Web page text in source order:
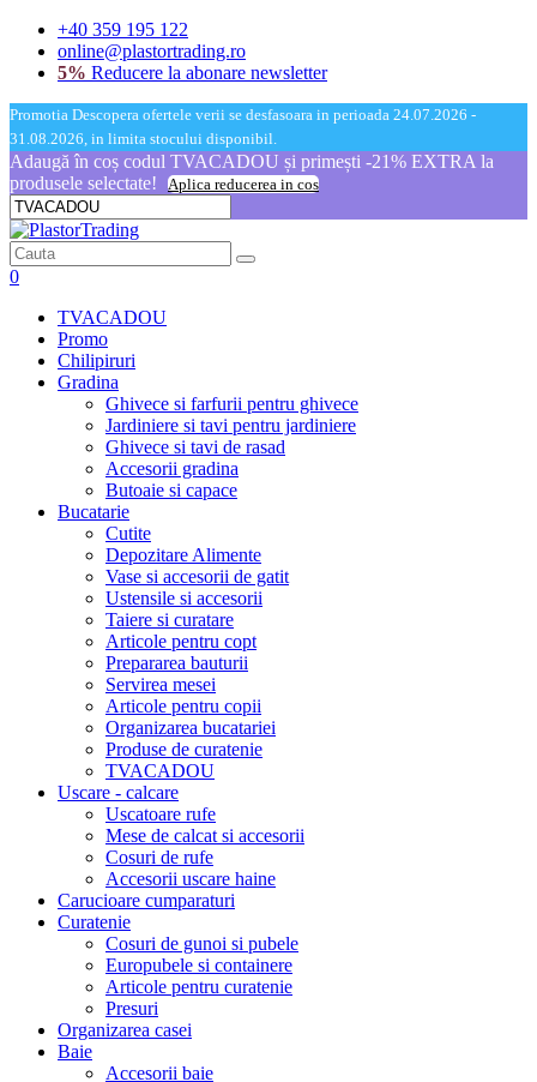
+40 359 195 122
online@plastortrading.ro
5% Reducere la abonare newsletter
Promotia Descopera ofertele verii se desfasoara in perioada 24.07.2026 -
31.08.2026, in limita stocului disponibil.
Adaugă în coș codul TVACADOU și primești -21% EXTRA la
produsele selectate!
Aplica reducerea in cos
0
TVACADOU
Promo
Chilipiruri
Gradina
Ghivece si farfurii pentru ghivece
Jardiniere si tavi pentru jardiniere
Ghivece si tavi de rasad
Accesorii gradina
Butoaie si capace
Bucatarie
Cutite
Depozitare Alimente
Vase si accesorii de gatit
Ustensile si accesorii
Taiere si curatare
Articole pentru copt
Prepararea bauturii
Servirea mesei
Articole pentru copii
Organizarea bucatariei
Produse de curatenie
TVACADOU
Uscare - calcare
Uscatoare rufe
Mese de calcat si accesorii
Cosuri de rufe
Accesorii uscare haine
Carucioare cumparaturi
Curatenie
Cosuri de gunoi si pubele
Europubele si containere
Articole pentru curatenie
Presuri
Organizarea casei
Baie
Accesorii baie